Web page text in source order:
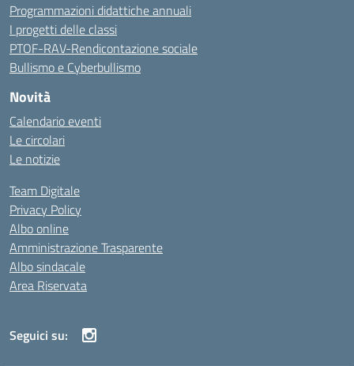
Programmazioni didattiche annuali
I progetti delle classi
PTOF-RAV-Rendicontazione sociale
Bullismo e Cyberbullismo
Novità
Calendario eventi
Le circolari
Le notizie
Team Digitale
Privacy Policy
Albo online
Amministrazione Trasparente
Albo sindacale
Area Riservata
Seguici su: